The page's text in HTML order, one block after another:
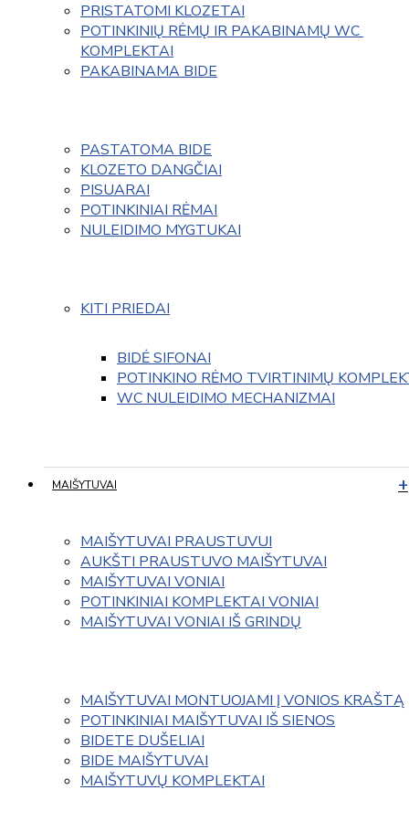
PRISTATOMI KLOZETAI
POTINKINIŲ RĖMŲ IR PAKABINAMŲ WC
KOMPLEKTAI
PAKABINAMA BIDE
PASTATOMA BIDE
KLOZETO DANGČIAI
PISUARAI
POTINKINIAI RĖMAI
NULEIDIMO MYGTUKAI
KITI PRIEDAI
BIDĖ SIFONAI
POTINKINO RĖMO TVIRTINIMŲ
WC NULEIDIMO MECHANIZMAI
MAIŠYTUVAI
MAIŠYTUVAI PRAUSTUVUI
AUKŠTI PRAUSTUVO MAIŠYTUVAI
MAIŠYTUVAI VONIAI
POTINKINIAI KOMPLEKTAI VONIAI
MAIŠYTUVAI VONIAI IŠ GRINDŲ
MAIŠYTUVAI MONTUOJAMI Į VONIOS KRAŠTĄ
POTINKINIAI MAIŠYTUVAI IŠ SIENOS
BIDETE DUŠELIAI
BIDE MAIŠYTUVAI
MAIŠYTUVŲ KOMPLEKTAI